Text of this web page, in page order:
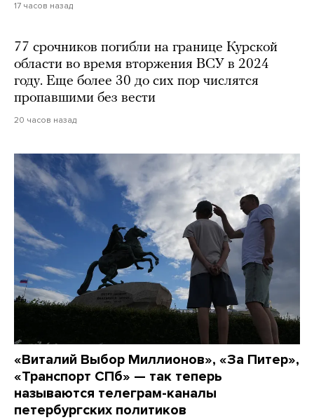
17 часов назад
77 срочников погибли на границе Курской
области во время вторжения ВСУ в 2024
году. Еще более 30 до сих пор числятся
пропавшими без вести
20 часов назад
«Виталий Выбор Миллионов», «За Питер»,
«Транспорт СПб» — так теперь
называются телеграм-каналы
петербургских политиков